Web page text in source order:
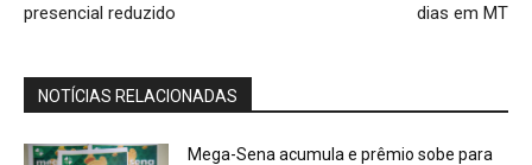
presencial reduzido
dias em MT
NOTÍCIAS RELACIONADAS
Mega-Sena acumula e prêmio sobe para